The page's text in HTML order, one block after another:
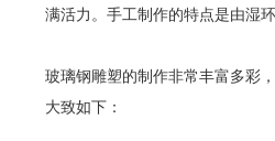
满活力。手工制作的特点是由湿
玻璃钢雕塑的制作非常丰富多彩
大致如下：